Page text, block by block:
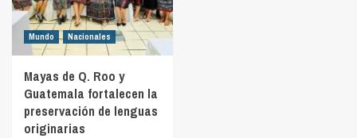
Mundo Nacionales
Mayas de Q. Roo y
Guatemala fortalecen la
preservación de lenguas
originarias